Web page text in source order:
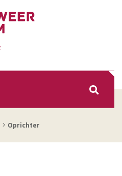
ZOEKEN
Oprichter